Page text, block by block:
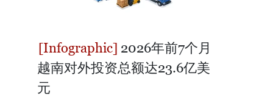
2026年前7个月
越南对外投资总额达23.6亿美
元